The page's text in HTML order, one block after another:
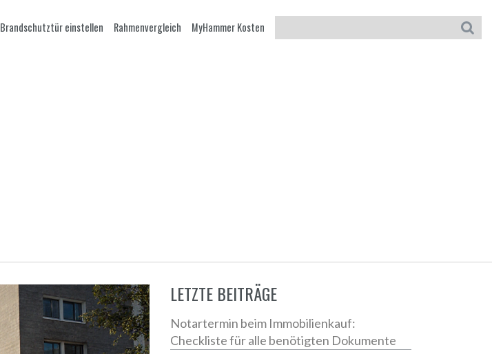
Brandschutztür einstellen Rahmenvergleich MyHammer Kosten
LETZTE BEITRÄGE
Notartermin beim Immobilienkauf:
Checkliste für alle benötigten Dokumente